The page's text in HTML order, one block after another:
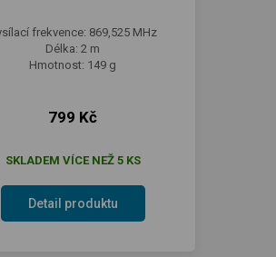
frekvence: 869,525 MHz
Délka: 2 m
Hmotnost: 149 g
799 Kč
SKLADEM VÍCE NEŽ 5 KS
Detail produktu